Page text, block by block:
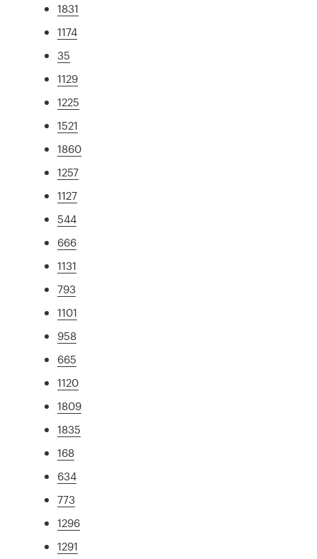
1831
1174
35
1129
1225
1521
1860
1257
1127
544
666
1131
793
1101
958
665
1120
1809
1835
168
634
773
1296
1291